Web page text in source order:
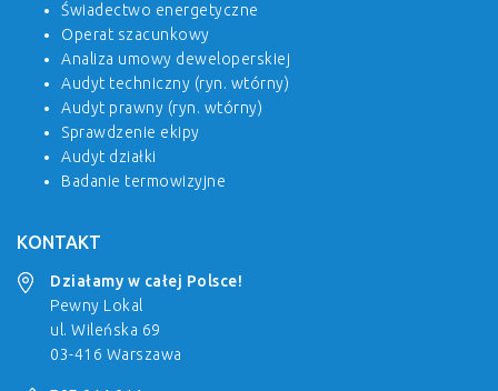
Świadectwo energetyczne
Operat szacunkowy
Analiza umowy deweloperskiej
Audyt techniczny (ryn. wtórny)
Audyt prawny (ryn. wtórny)
Sprawdzenie ekipy
Audyt działki
Badanie termowizyjne
KONTAKT
Działamy w całej Polsce!
Pewny Lokal
ul. Wileńska 69
03-416 Warszawa